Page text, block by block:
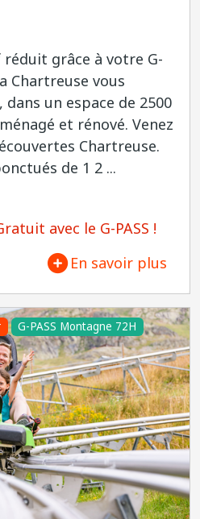
grâce à votre G-
Chartreuse vous
un espace de 2500
et rénové. Venez
Chartreuse.
de 1 2 ...
avec le G-PASS !
En savoir plus
G-PASS Montagne 72H